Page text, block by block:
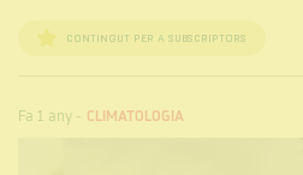
CONTINGUT PER A SUBSCRIPTORS
Fa 1 any- CLIMATOLOGIA